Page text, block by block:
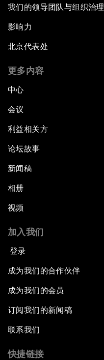
我们的领导团队与组织治理
影响力
北京代表处
更多内容
中心
会议
利益相关方
论坛故事
新闻稿
相册
视频
加入我们
登录
成为我们的合作伙伴
成为我们的会员
订阅我们的新闻稿
联系我们
快捷链接